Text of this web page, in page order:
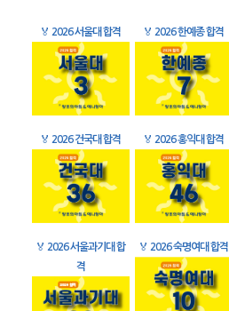
🏅 2026 서울대 합격 🏅 2026 한예종 합격
🏅 2026 건국대 합격 🏅 2026 홍익대 합격
🏅 2026 서울과기대 합
격
🏅 2026 숙명여대 합격